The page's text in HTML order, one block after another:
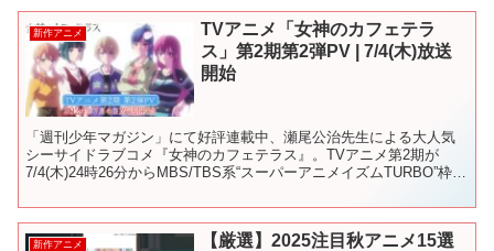
新作アニメ
TVアニメ「女神のカフェテラ
ス」第2期第2弾PV | 7/4(木)放送
開始
「週刊少年マガジン」にて好評連載中、瀬尾公治先生による大人気
シーサイドラブコメ『女神のカフェテラス』。TVアニメ第2期が
7/4(木)24時26分からMBS/TBS系“スーパーアニメイズムTURBO”枠に
新作アニメ
【厳選】2025注目秋アニメ15選